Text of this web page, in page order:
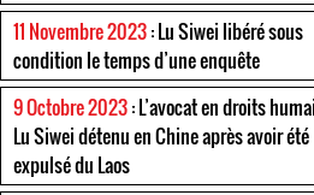
11 Novembre 2023: Lu Siwei libéré sous
condition le temps d’une enquête
9 Octobre 2023: L’avocat en droits
Lu Siwei détenu en Chine après avoir été
expulsé du Laos